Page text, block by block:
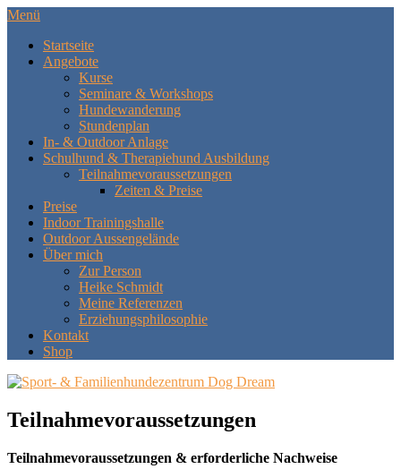
Menü
Startseite
Angebote
Kurse
Seminare & Workshops
Hundewanderung
Stundenplan
In- & Outdoor Anlage
Schulhund & Therapiehund Ausbildung
Teilnahmevoraussetzungen
Zeiten & Preise
Preise
Indoor Trainingshalle
Outdoor Aussengelände
Über mich
Zur Person
Heike Schmidt
Meine Referenzen
Erziehungsphilosophie
Kontakt
Shop
Teilnahmevoraussetzungen
Teilnahmevoraussetzungen & erforderliche Nachweise